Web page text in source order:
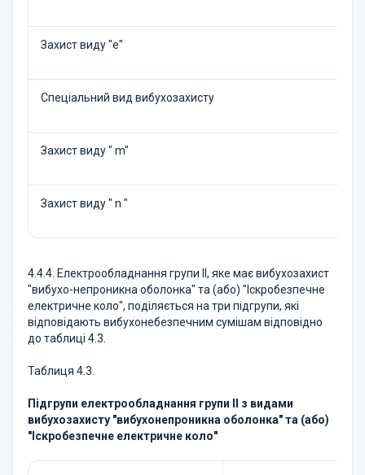
Захист виду "е"
Спеціальний вид вибухозахисту
Захист виду " m"
Захист виду " n "
4.4.4. Електрообладнання групи II, яке має вибухозахист
"вибухо-непроникна оболонка" та (або) "Іскробезпечне
електричне коло", поділяється на три підгрупи, які
відповідають вибухонебезпечним сумішам відповідно
до таблиці 4.3.
Таблиця 4.3.
Підгрупи електрообладнання групи II з видами
вибухозахисту "вибухонепроникна оболонка" та (або)
"Іскробезпечне електричне коло"